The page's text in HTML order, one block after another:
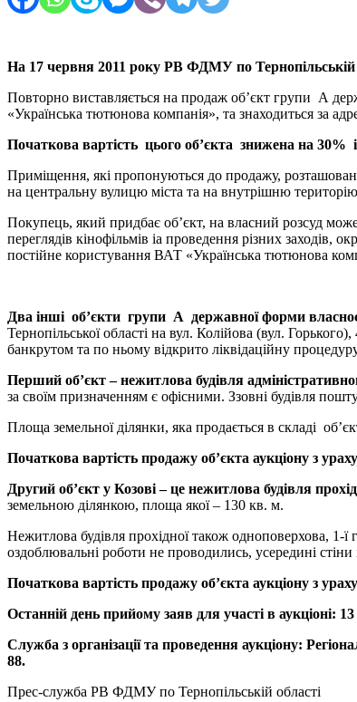
На 17 червня 2011 року РВ ФДМУ по Тернопільській
Повторно виставляється на продаж об’єкт групи А
«Українська тютюнова компанія», та знаходиться за
Початкова вартість цього об’єкта знижена на
Приміщення, які пропонуються до продажу,
на центральну вулицю міста та на внутрішню
Покупець, який придбає об’єкт, на власний розсуд
переглядів кінофільмів іа проведення різних
постійне користування
Два інші об’єкти групи А державної форми
Тернопільської області на вул. Колійова (вул.
банкрутом та по ньому відкрито ліквідаційну
Перший об’єкт – нежитлова будівля
за своїм призначенням є офісними. Ззовні будівля
Площа земельної ділянки, яка продається в складі
Початкова вартість продажу об’єкта аукціону з
Другий об’єкт у Козові – це нежитлова будівля
земельною ділянкою, площа якої – 130 кв. м.
Нежитлова будівля прохідної також одноповерхова, 1-ї
оздоблювальні роботи не проводились, усередині
Початкова вартість продажу об’єкта аукціону з
Останній день прийому заяв для участі в аукціоні:
Служба з організації та проведення аукціону:
88.
Прес-служба РВ ФДМУ по Тернопільській області